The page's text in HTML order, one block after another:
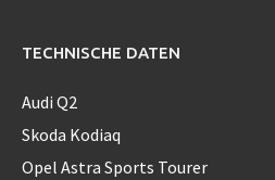
TECHNISCHE DATEN
Audi Q2
Skoda Kodiaq
Opel Astra Sports Tourer